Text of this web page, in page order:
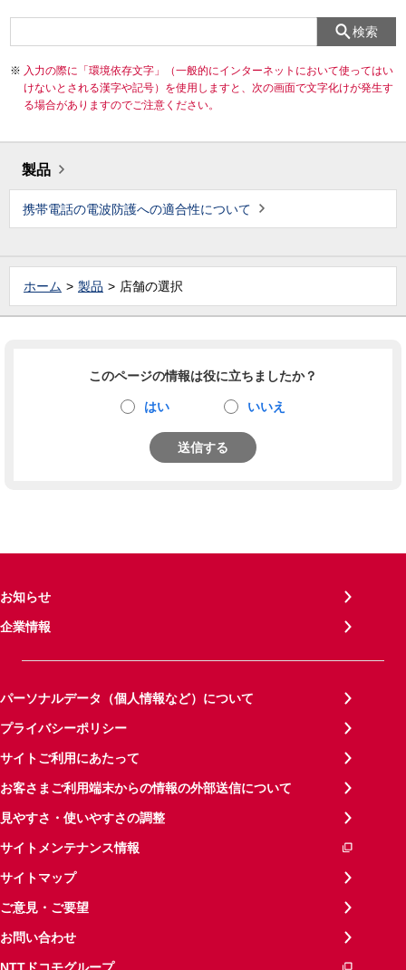
検索
入力の際に「環境依存文字」（一般的にインターネットにおいて使ってはい
けないとされる漢字や記号）を使用しますと、次の画面で文字化けが発生す
る場合がありますのでご注意ください。
製品
携帯電話の電波防護への適合性について
ホーム 製品 店舗の選択
このページの情報は役に立ちましたか？
はい いいえ
送信する
お知らせ
企業情報
パーソナルデータ（個人情報など）について
プライバシーポリシー
サイトご利用にあたって
お客さまご利用端末からの情報の外部送信について
見やすさ・使いやすさの調整
サイトメンテナンス情報
サイトマップ
ご意見・ご要望
お問い合わせ
NTTドコモグループ